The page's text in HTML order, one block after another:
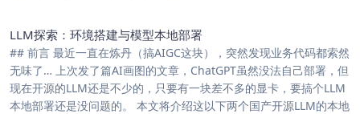
LLM探索：环境搭建与模型本地部署
## 前言 最近一直在炼丹（搞AIGC这块），突然发现业务代码都索然
无味了… 上次发了篇AI画图的文章，ChatGPT虽然没法自己部署，但
现在开源的LLM还是不少的，只要有一块差不多的显卡，要搞个LLM
本地部署还是没问题的。 本文将介绍这以下两个国产开源LLM的本地